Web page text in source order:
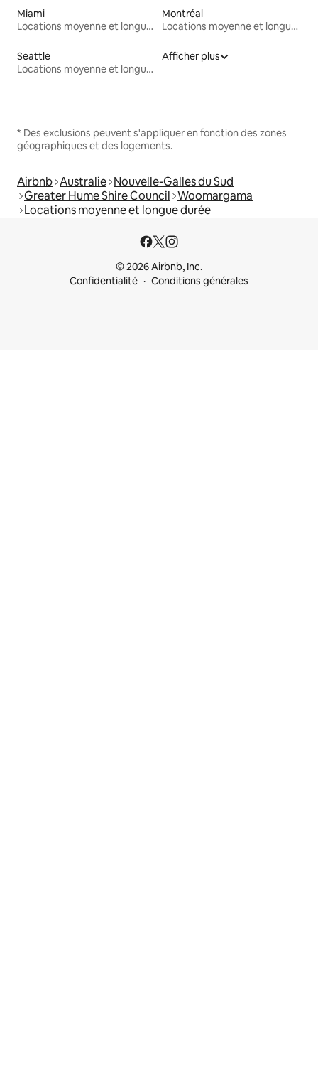
Miami
Locations moyenne et longue durée
Montréal
Locations moyenne et longue durée
Seattle
Locations moyenne et longue durée
Afficher plus
* Des exclusions peuvent s'appliquer en fonction des zones
géographiques et des logements.
Airbnb Australie Nouvelle-Galles du Sud
Greater Hume Shire Council Woomargama
Locations moyenne et longue durée
© 2026 Airbnb, Inc.
Confidentialité
Conditions générales